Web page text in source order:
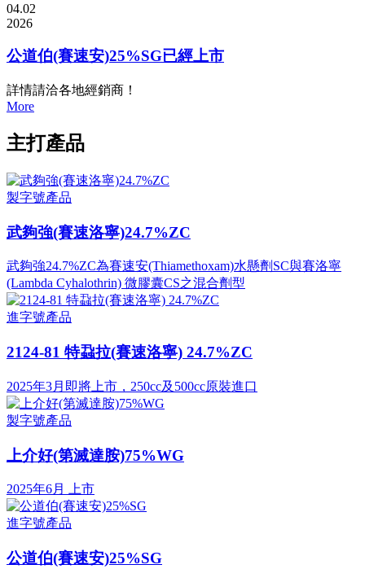
04.02
2026
公道伯(賽速安)25%SG已經上市
詳情請洽各地經銷商！
More
主打產品
製字號產品
武夠強(賽速洛寧)24.7%ZC
武夠強24.7%ZC為賽速安(Thiamethoxam)水懸劑SC與賽洛寧
(Lambda Cyhalothrin) 微膠囊CS之混合劑型
進字號產品
2124-81 特蝨拉(賽速洛寧) 24.7%ZC
2025年3月即將上市，250cc及500cc原裝進口
製字號產品
上介好(第滅達胺)75%WG
2025年6月 上市
進字號產品
公道伯(賽速安)25%SG